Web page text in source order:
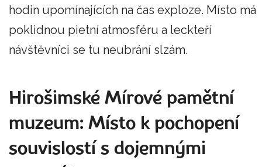
hodin upomínajících na čas exploze. Místo má
poklidnou pietní atmosféru a leckteří
návštěvníci se tu neubrání slzám.
Hirošimské Mírové pamětní
muzeum: Místo k pochopení
souvislostí s dojemnými